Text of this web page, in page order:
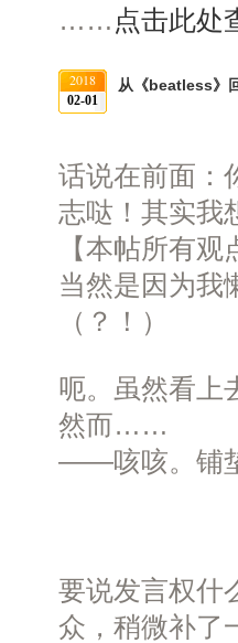
…… 点击此处
2018
02-01
从《beatless》
话说在前面：
志哒！其实
【本帖所有
当然是因为我
（？！）
呃。虽然看上
然而……
——咳咳。铺
要说发言权什
众，稍微补了